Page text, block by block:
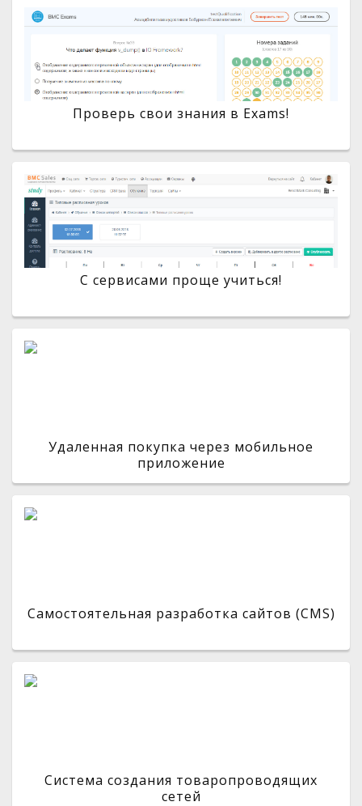
Проверь свои знания в Exams!
С сервисами проще учиться!
Удаленная покупка через мобильное
приложение
Самостоятельная разработка сайтов (CMS)
Система создания товаропроводящих
сетей